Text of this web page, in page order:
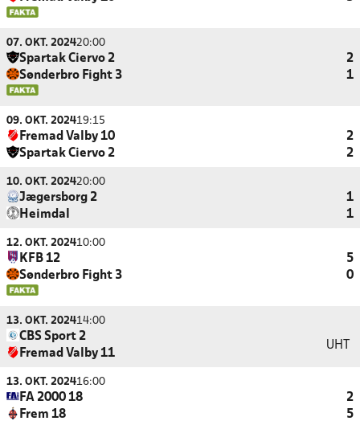
07. OKT. 202420:00
Spartak Ciervo 2
2
Sønderbro Fight 3
1
09. OKT. 202419:15
Fremad Valby 10
2
Spartak Ciervo 2
2
10. OKT. 202420:00
Jægersborg 2
1
Heimdal
1
12. OKT. 202410:00
KFB 12
5
Sønderbro Fight 3
0
13. OKT. 202414:00
CBS Sport 2
Fremad Valby 11
UHT
13. OKT. 202416:00
FA 2000 18
2
Frem 18
5